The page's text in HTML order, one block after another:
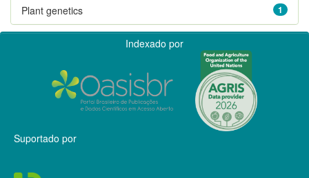
1
Plant genetics
Indexado por
Suportado por